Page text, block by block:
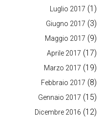
Luglio 2017 (1)
Giugno 2017 (3)
Maggio 2017 (9)
Aprile 2017 (17)
Marzo 2017 (19)
Febbraio 2017 (8)
Gennaio 2017 (15)
Dicembre 2016 (12)